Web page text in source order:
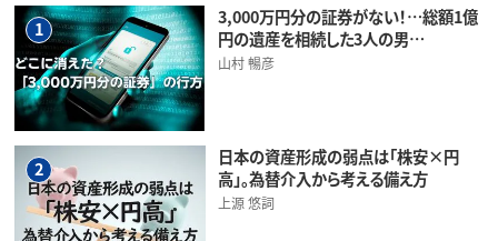
1
3,000万円分の証券がない！…総額1億
円の遺産を相続した3人の男…
山村 暢彦
2
日本の資産形成の弱点は「株安×円
高」。為替介入から考える備え方
上源 悠詞